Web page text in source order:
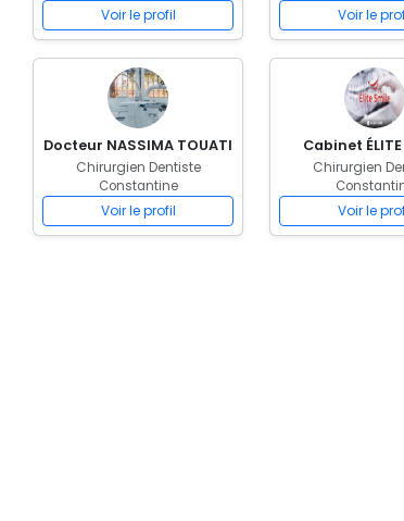
Voir le profil Voir le
Docteur NASSIMA TOUATI
Chirurgien Dentiste
Constantine
Voir le profil
Cabinet ÉLITE
Chirurgien
Voir le